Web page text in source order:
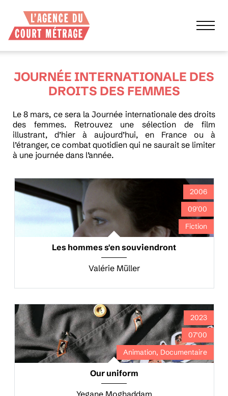
JOURNÉE INTERNATIONALE DES
DROITS DES FEMMES
Le 8 mars, ce sera la Journée internationale des droits
des femmes. Retrouvez une sélection de film
illustrant, d’hier à aujourd’hui, en France ou à
l’étranger, ce combat quotidien qui ne saurait se limiter
à une journée dans l’année.
2006
09'00
Fiction
Les hommes s'en souviendront
Valérie Müller
2023
07'00
Animation, Documentaire
Our uniform
Yegane Moghaddam